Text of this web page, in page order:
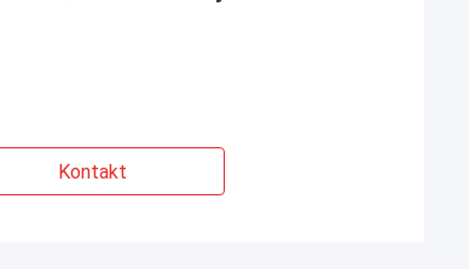
Kontakt